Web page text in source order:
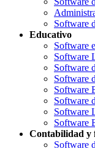
Software
Educativo
Software
Software
Software
Software
Software
Software
Software
Software
Contabilidad y
Software